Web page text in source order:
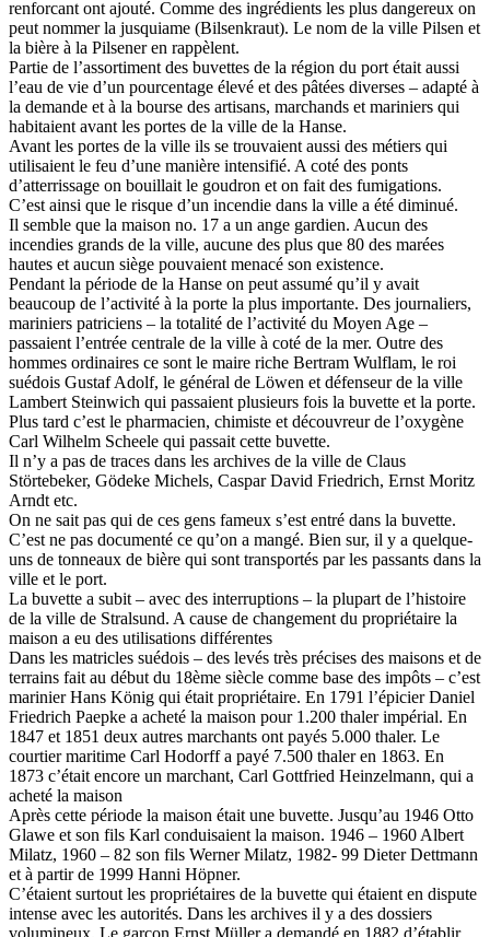
renforcant ont ajouté. Comme des ingrédients les plus dangereux on
peut nommer la jusquiame (Bilsenkraut). Le nom de la ville Pilsen et
la bière à la Pilsener en rappèlent.
Partie de l’assortiment des buvettes de la région du port était aussi
l’eau de vie d’un pourcentage élevé et des pâtées diverses – adapté à
la demande et à la bourse des artisans, marchands et mariniers qui
habitaient avant les portes de la ville de la Hanse.
Avant les portes de la ville ils se trouvaient aussi des métiers qui
utilisaient le feu d’une manière intensifié. A coté des ponts
d’atterrissage on bouillait le goudron et on fait des fumigations.
C’est ainsi que le risque d’un incendie dans la ville a été diminué.
Il semble que la maison no. 17 a un ange gardien. Aucun des
incendies grands de la ville, aucune des plus que 80 des marées
hautes et aucun siège pouvaient menacé son existence.
Pendant la période de la Hanse on peut assumé qu’il y avait
beaucoup de l’activité à la porte la plus importante. Des journaliers,
mariniers patriciens – la totalité de l’activité du Moyen Age –
passaient l’entrée centrale de la ville à coté de la mer. Outre des
hommes ordinaires ce sont le maire riche Bertram Wulflam, le roi
suédois Gustaf Adolf, le général de Löwen et défenseur de la ville
Lambert Steinwich qui passaient plusieurs fois la buvette et la porte.
Plus tard c’est le pharmacien, chimiste et découvreur de l’oxygène
Carl Wilhelm Scheele qui passait cette buvette.
Il n’y a pas de traces dans les archives de la ville de Claus
Störtebeker, Gödeke Michels, Caspar David Friedrich, Ernst Moritz
Arndt etc.
On ne sait pas qui de ces gens fameux s’est entré dans la buvette.
C’est ne pas documenté ce qu’on a mangé. Bien sur, il y a quelque-
uns de tonneaux de bière qui sont transportés par les passants dans la
ville et le port.
La buvette a subit – avec des interruptions – la plupart de l’histoire
de la ville de Stralsund. A cause de changement du propriétaire la
maison a eu des utilisations différentes
Dans les matricles suédois – des levés très précises des maisons et de
terrains fait au début du 18ème siècle comme base des impôts – c’est
marinier Hans König qui était propriétaire. En 1791 l’épicier Daniel
Friedrich Paepke a acheté la maison pour 1.200 thaler impérial. En
1847 et 1851 deux autres marchants ont payés 5.000 thaler. Le
courtier maritime Carl Hodorff a payé 7.500 thaler en 1863. En
1873 c’était encore un marchant, Carl Gottfried Heinzelmann, qui a
acheté la maison
Après cette période la maison était une buvette. Jusqu’au 1946 Otto
Glawe et son fils Karl conduisaient la maison. 1946 – 1960 Albert
Milatz, 1960 – 82 son fils Werner Milatz, 1982- 99 Dieter Dettmann
et à partir de 1999 Hanni Höpner.
C’étaient surtout les propriétaires de la buvette qui étaient en dispute
intense avec les autorités. Dans les archives il y a des dossiers